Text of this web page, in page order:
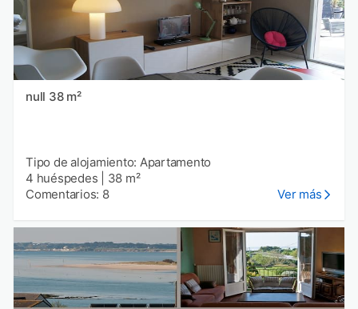
null 38 m²
Tipo de alojamiento: Apartamento
4 huéspedes
38 m²
Comentarios: 8
Ver más